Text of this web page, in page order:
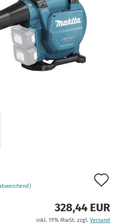
328,44 EUR
inkl. 19% MwSt. zzgl. Versand